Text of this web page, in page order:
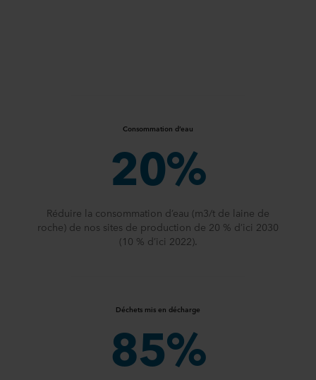
Consommation d’eau
20%
Réduire la consommation d’eau (m3/t de laine de
roche) de nos sites de production de 20 % d’ici 2030
(10 % d’ici 2022).
Déchets mis en décharge
85%